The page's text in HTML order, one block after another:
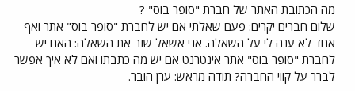
מה הכתובת האתר של חברת "סופר בוס" ?
שלום חברים יקרים: פעם שאלתי אם יש לחברת "סופר בוס" אתר ואף
אחד לא ענה לי על השאלה. אני אשאל שוב את השאלה: האם יש
לחברת "סופר בוס" אתר אינטרנט אם יש מה כתבתו ואם לא איך אפשר
לברר על קווי החברה? תודה מראש: ערן הובר.